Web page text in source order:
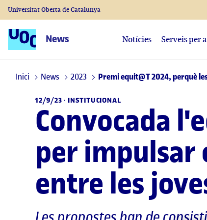
Universitat Oberta de Catalunya
News Notícies Serveis per
Inici News 2023 Premi equit@T 2024, perquè
12/9/23 · INSTITUCIONAL
Convocada
per impulsar
entre les